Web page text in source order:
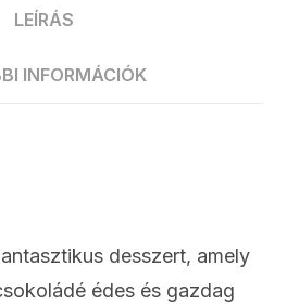
LEÍRÁS
INFORMÁCIÓK
desszert, amely
édes és gazdag